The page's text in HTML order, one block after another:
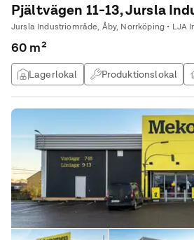
Pjältvägen 11-13, Jursla
Jursla Industriområde, Åby, Norrköping • LJA
60 m²
Lagerlokal Produktionslokal
Verkstad